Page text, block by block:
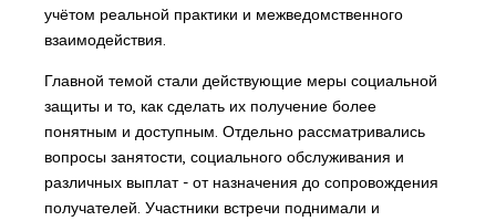
учётом реальной практики и межведомственного
взаимодействия.
Главной темой стали действующие меры социальной
защиты и то, как сделать их получение более
понятным и доступным. Отдельно рассматривались
вопросы занятости, социального обслуживания и
различных выплат - от назначения до сопровождения
получателей. Участники встречи поднимали и